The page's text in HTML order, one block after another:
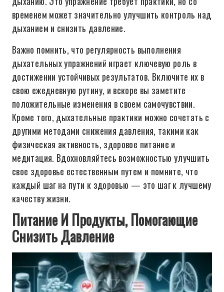
временем может значительно улучшить контроль над
дыханием и снизить давление.
Важно помнить, что регулярность выполнения
дыхательных упражнений играет ключевую роль в
достижении устойчивых результатов. Включите их в
свою ежедневную рутину, и вскоре вы заметите
положительные изменения в своем самочувствии.
Кроме того, дыхательные практики можно сочетать с
другими методами снижения давления, такими как
физическая активность, здоровое питание и
медитация. Вдохновляйтесь возможностью улучшить
свое здоровье естественным путем и помните, что
каждый шаг на пути к здоровью — это шаг к лучшему
качеству жизни.
Питание И Продукты, Помогающие
Снизить Давление